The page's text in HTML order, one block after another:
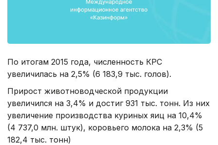
По итогам 2015 года, численность КРС
увеличилась на 2,5% (6 183,9 тыс. голов).
Прирост животноводческой продукции
увеличился на 3,4% и достиг 931 тыс. тонн. Из них
увеличение производства куриных яиц на 10,4%
(4 737,0 млн. штук), коровьего молока на 2,3% (5
182,4 тыс. тонн)